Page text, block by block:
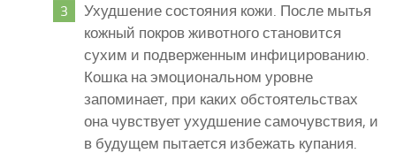
Ухудшение состояния кожи. После мытья
кожный покров животного становится
сухим и подверженным инфицированию.
Кошка на эмоциональном уровне
запоминает, при каких обстоятельствах
она чувствует ухудшение самочувствия, и
в будущем пытается избежать купания.